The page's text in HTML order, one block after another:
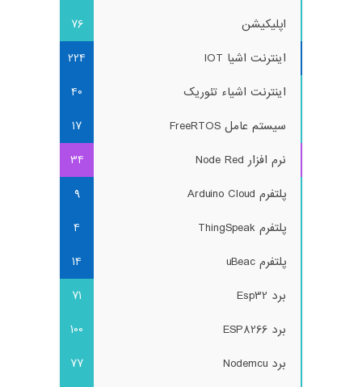
اپلیکیشن
76
اینترنت اشیا IOT
224
اینترنت اشیاء تئوریک
40
سیستم عامل FreeRTOS
17
نرم افزار Node Red
34
پلتفرم Arduino Cloud
9
پلتفرم ThingSpeak
4
پلتفرم uBeac
14
برد Esp32
71
برد ESP8266
100
برد Nodemcu
77